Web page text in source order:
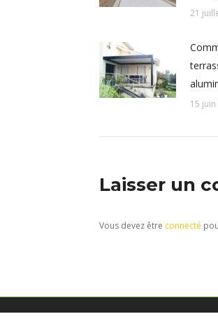
21
15
Laisser un
Vous devez être connecté